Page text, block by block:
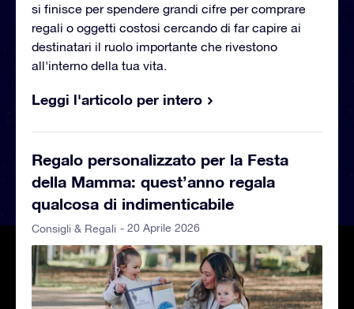
si finisce per spendere grandi cifre per comprare
regali o oggetti costosi cercando di far capire ai
destinatari il ruolo importante che rivestono
all'interno della tua vita.
Leggi l'articolo per intero
Regalo personalizzato per la Festa
della Mamma: quest’anno regala
qualcosa di indimenticabile
Consigli & Regali - 20 Aprile 2026